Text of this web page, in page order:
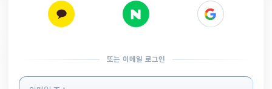
또는 이메일 로그인
로그인 정보 입력